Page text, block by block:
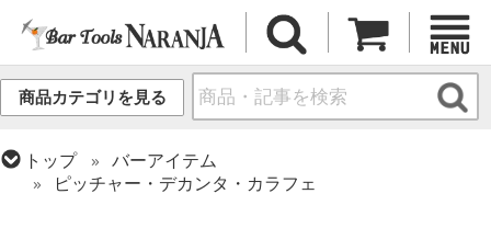
商品カテゴリを見る
トップ
バーアイテム
ピッチャー・デカンタ・カラフェ